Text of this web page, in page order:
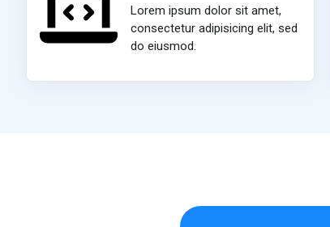
Lorem ipsum dolor sit amet,
consectetur adipisicing elit, sed
do eiusmod.